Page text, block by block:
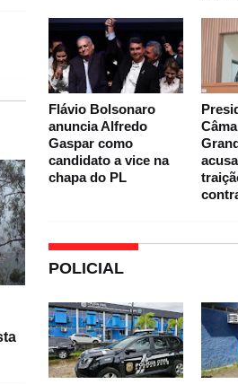
Flávio Bolsonaro
anuncia Alfredo
Gaspar como
candidato a vice na
chapa do PL
POLICIAL